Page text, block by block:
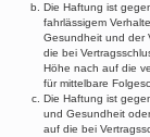
Die Haftung ist
fahrlässigem
Gesundheit und der
die bei
Höhe nach auf die
für mittelbare
Die Haftung ist
und Gesundheit
auf die bei